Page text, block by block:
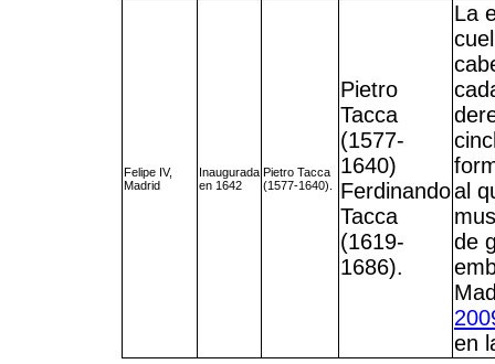
Felipe IV,
Madrid
Inaugurada
en 1642
Pietro Tacca
(1577-1640).
Pietro
Tacca
(1577-
1640)
Ferdinando
Tacca
(1619-
1686).
La
al
de
en